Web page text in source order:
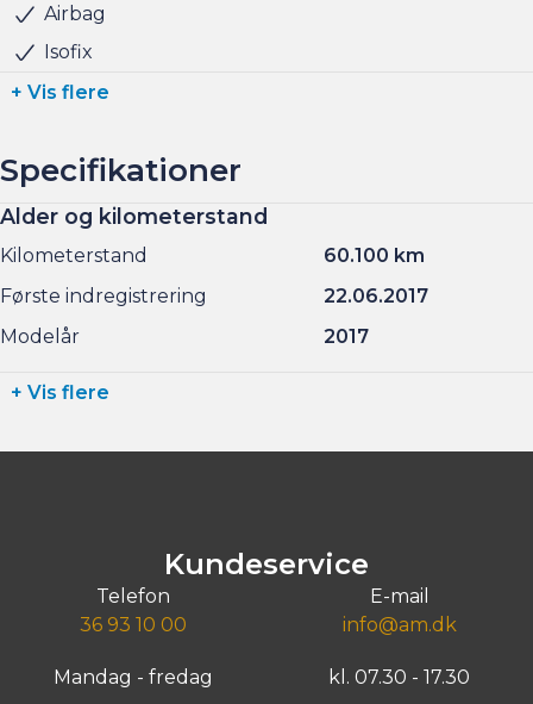
Airbag
Isofix
+ Vis flere
Specifikationer
Alder og kilometerstand
Kilometerstand
60.100 km
Første indregistrering
22.06.2017
Modelår
2017
+ Vis flere
Kundeservice
Telefon
36 93 10 00
E-mail
info@am.dk
Mandag - fredag kl. 07.30 - 17.30